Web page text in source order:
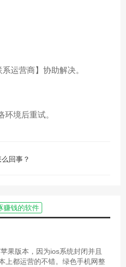
运营商】协助解决。
境后重试。
回事？
赚钱的软件
果版本，因为ios系统封闭并且
上都运营的不错。绿色手机网整